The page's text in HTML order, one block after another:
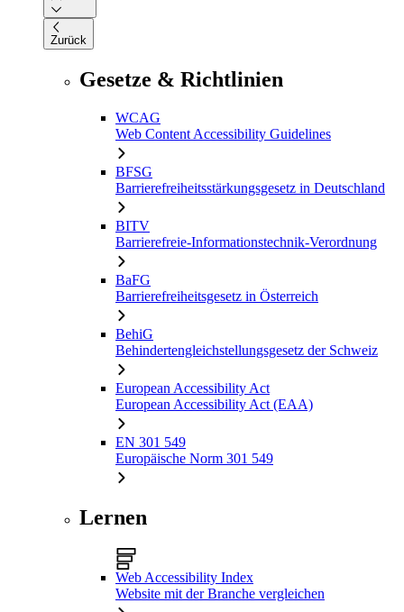
Zurück
Gesetze & Richtlinien
WCAG
Web Content Accessibility Guidelines
BFSG
Barrierefreiheitsstärkungsgesetz in Deutschland
BITV
Barrierefreie-Informationstechnik-Verordnung
BaFG
Barrierefreiheitsgesetz in Österreich
BehiG
Behindertengleichstellungsgesetz der Schweiz
European Accessibility Act
European Accessibility Act (EAA)
EN 301 549
Europäische Norm 301 549
Lernen
Web Accessibility Index
Website mit der Branche vergleichen